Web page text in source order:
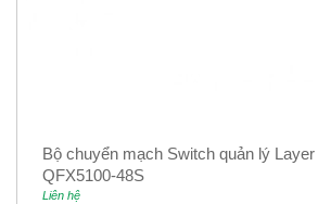
Bộ chuyển mạch Switch quản lý
QFX5100-48S
Liên hệ